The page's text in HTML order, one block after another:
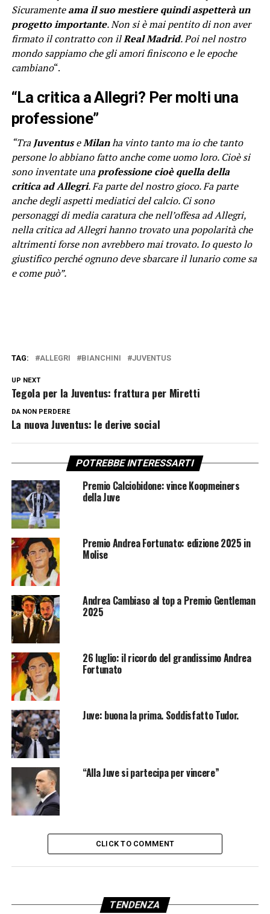
Sicuramenteama il suo mestiere quindi aspetterà un
progetto importante. Non si è mai pentito di non aver
firmato il contratto con ilReal Madrid. Poi nel nostro
mondo sappiamo che gli amori finiscono e le epoche
cambiano“.
“La critica a Allegri? Per molti una
professione”
“TraJuventuseMilanha vinto tanto ma io che tanto
persone lo abbiano fatto anche come uomo loro. Cioè si
sono inventate unaprofessione cioè quella della
critica adAllegri. Fa parte del nostro gioco. Fa parte
anche degli aspetti mediatici del calcio. Ci sono
personaggi di media caratura che nell’offesa ad Allegri,
nella critica ad Allegri hanno trovato una popolarità che
altrimenti forse non avrebbero mai trovato. Io questo lo
giustifico perché ognuno deve sbarcare il lunario come sa
e come può”.
TAG: ALLEGRI BIANCHINI JUVENTUS
UP NEXT
Tegola per la Juventus: frattura per Miretti
DA NON PERDERE
La nuova Juventus: le derive social
POTREBBE INTERESSARTI
Premio Calciobidone: vince Koopmeiners
della Juve
Premio Andrea Fortunato: edizione 2025 in
Molise
Andrea Cambiaso al top a Premio Gentleman
2025
26 luglio: il ricordo del grandissimo Andrea
Fortunato
Juve: buona la prima. Soddisfatto Tudor.
“Alla Juve si partecipa per vincere”
CLICK TO COMMENT
TENDENZA